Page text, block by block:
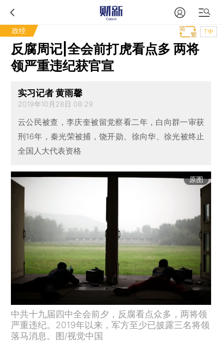
政经 T中
反腐周记|全会前打虎看点多 两将
领严重违纪获官宣
实习记者 黄雨馨
2019年10月28日 08:29
云公民被查，李庆奎被留党察看二年，白向群一审获
刑16年，秦光荣被捕，饶开勋、徐向华、徐光被终止
全国人大代表资格
原图
中共十九届四中全会前夕，反腐看点众多，两将领
严重违纪。2019年以来，军方至少已披露三名将领
落马消息。图/视觉中国